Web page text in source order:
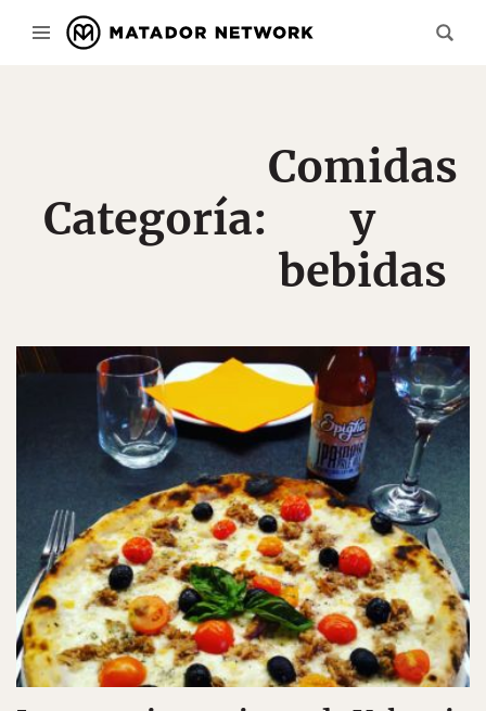
Categoría:
Comidas
y
bebidas